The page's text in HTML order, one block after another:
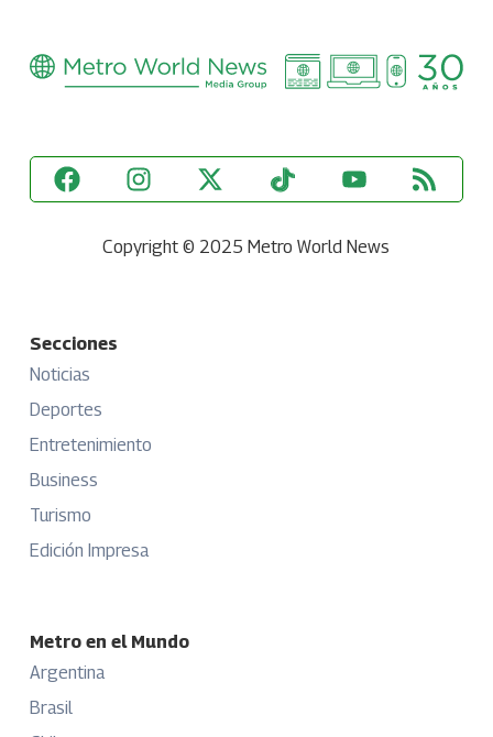
Copyright © 2025 Metro World News
Secciones
Noticias
Deportes
Entretenimiento
Business
Turismo
Edición Impresa
Metro en el Mundo
Argentina
Brasil